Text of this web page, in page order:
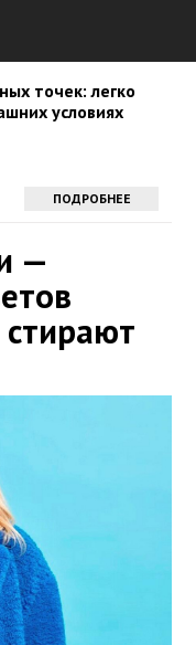
точек: легко
условиях
ПОДРОБНЕЕ
—